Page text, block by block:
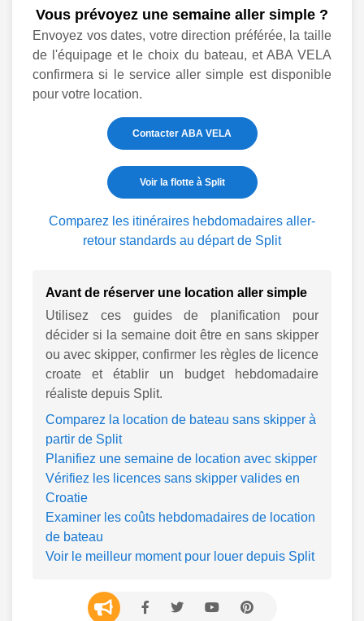
Vous prévoyez une semaine aller simple ?
Envoyez vos dates, votre direction préférée, la taille
de l'équipage et le choix du bateau, et ABA VELA
confirmera si le service aller simple est disponible
pour votre location.
Contacter ABA VELA
Voir la flotte à Split
Comparez les itinéraires hebdomadaires aller-
retour standards au départ de Split
Avant de réserver une location aller simple
Utilisez ces guides de planification pour
décider si la semaine doit être en sans skipper
ou avec skipper, confirmer les règles de licence
croate et établir un budget hebdomadaire
réaliste depuis Split.
Comparez la location de bateau sans skipper à
partir de Split
Planifiez une semaine de location avec skipper
Vérifiez les licences sans skipper valides en
Croatie
Examiner les coûts hebdomadaires de location
de bateau
Voir le meilleur moment pour louer depuis Split
ABA VELA on Facebook
ABA VELA on X
ABA VELA on YouTube
ABA VELA on